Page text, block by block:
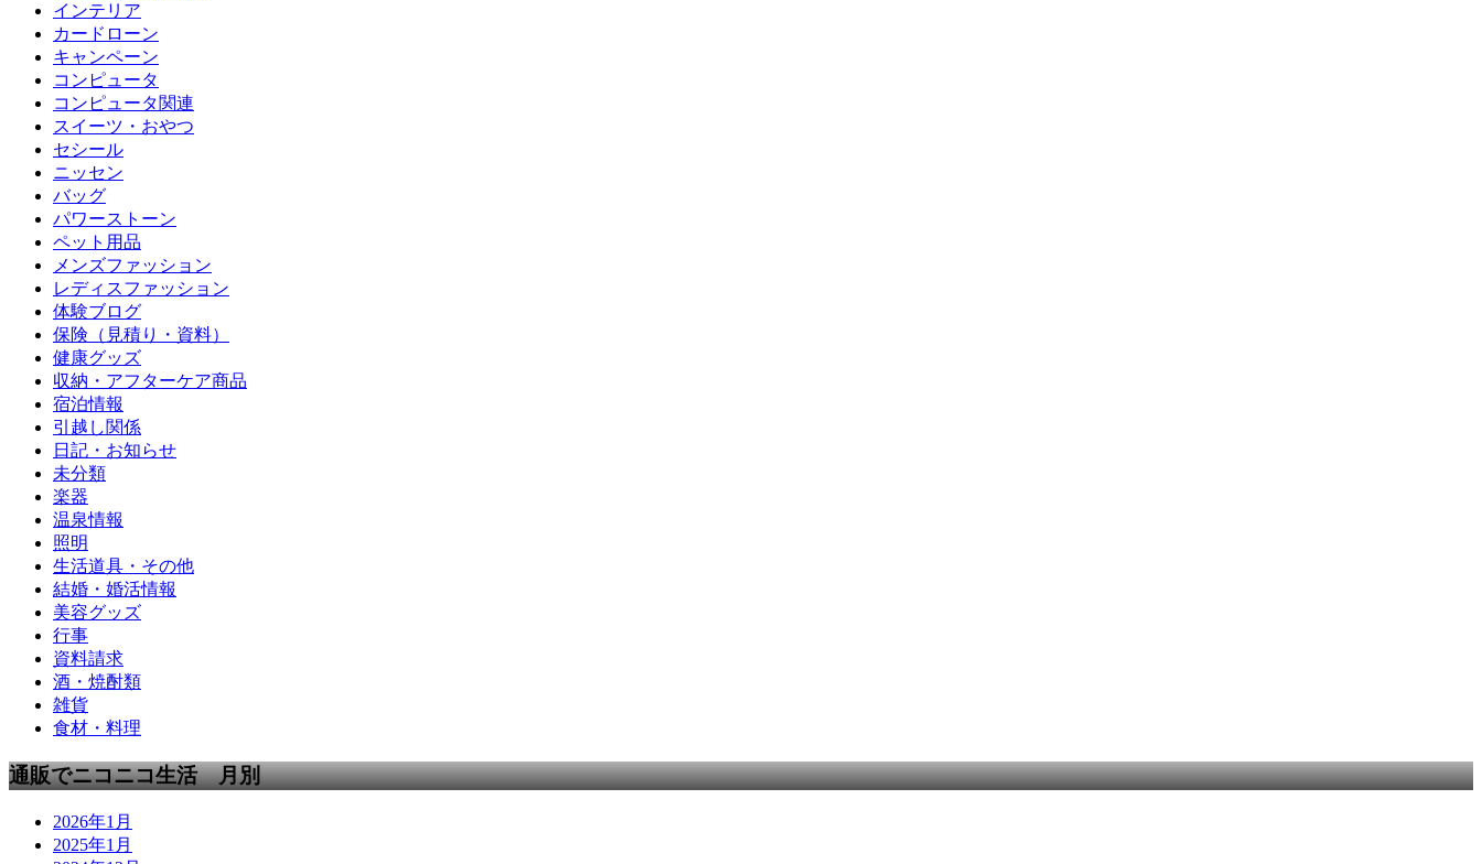
インテリア
カードローン
キャンペーン
コンピュータ
コンピュータ関連
スイーツ・おやつ
セシール
ニッセン
バッグ
パワーストーン
ペット用品
メンズファッション
レディスファッション
体験ブログ
保険（見積り・資料）
健康グッズ
収納・アフターケア商品
宿泊情報
引越し関係
日記・お知らせ
未分類
楽器
温泉情報
照明
生活道具・その他
結婚・婚活情報
美容グッズ
行事
資料請求
酒・焼酎類
雑貨
食材・料理
通販でニコニコ生活 月別
2026年1月
2025年1月